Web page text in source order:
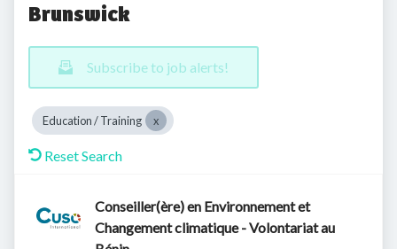
Brunswick
Subscribe to job alerts!
Education / Training
Reset Search
Conseiller(ère) en Environnement et
Changement climatique - Volontariat au